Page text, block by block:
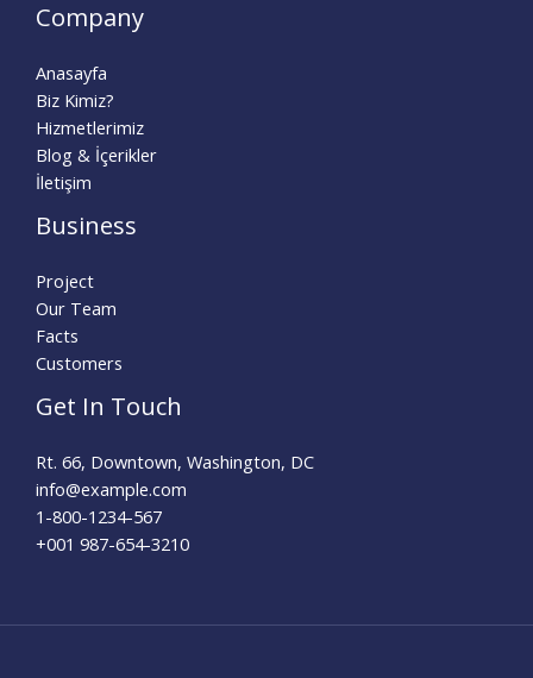
Company
Anasayfa
Biz Kimiz?
Hizmetlerimiz
Blog & İçerikler
İletişim
Business
Project
Our Team
Facts
Customers
Get In Touch
Rt. 66, Downtown, Washington, DC
info@example.com​
1-800-1234-567
+001 987-654-3210